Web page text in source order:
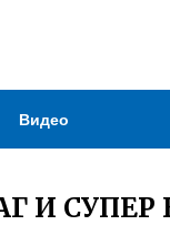
Видео
И